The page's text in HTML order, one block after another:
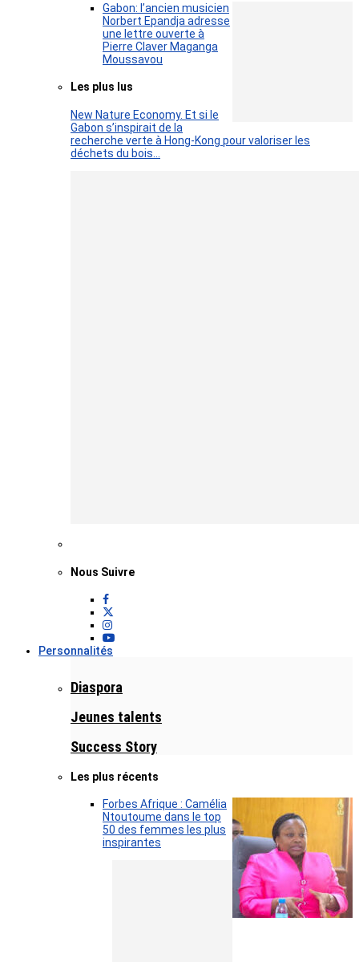
Gabon: l’ancien musicien
Norbert Epandja adresse
une lettre ouverte à
Pierre Claver Maganga
Moussavou
Les plus lus
New Nature Economy. Et si le
Gabon s’inspirait de la
recherche verte à Hong-Kong pour valoriser les
déchets du bois…
Nous Suivre
Personnalités
Diaspora
Jeunes talents
Success Story
Les plus récents
Forbes Afrique : Camélia
Ntoutoume dans le top
50 des femmes les plus
inspirantes